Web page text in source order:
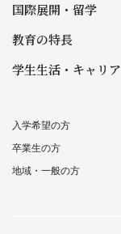
国際展開・留学
教育の特長
学生生活・キャリア
入学希望の方
卒業生の方
地域・一般の方